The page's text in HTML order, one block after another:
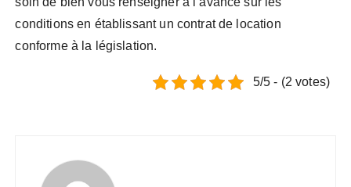
conditions en établissant un contrat de location
conforme à la législation.
5/5 - (2 votes)